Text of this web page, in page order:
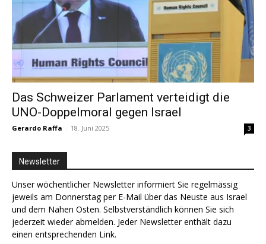
Das Schweizer Parlament verteidigt die
UNO-Doppelmoral gegen Israel
Gerardo Raffa - 18. Juni 2025 3
Newsletter
Unser wöchentlicher Newsletter informiert Sie regelmässig
jeweils am Donnerstag per E-Mail über das Neuste aus Israel
und dem Nahen Osten. Selbstverständlich können Sie sich
jederzeit wieder abmelden. Jeder Newsletter enthält dazu
einen entsprechenden Link.